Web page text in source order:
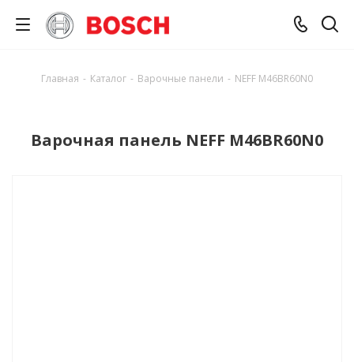
Главная - Каталог - Варочные панели - NEFF M46BR60N0
Варочная панель NEFF M46BR60N0